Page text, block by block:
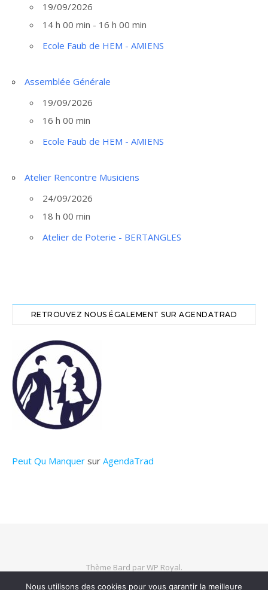
19/09/2026
14 h 00 min - 16 h 00 min
Ecole Faub de HEM - AMIENS
Assemblée Générale
19/09/2026
16 h 00 min
Ecole Faub de HEM - AMIENS
Atelier Rencontre Musiciens
24/09/2026
18 h 00 min
Atelier de Poterie - BERTANGLES
RETROUVEZ NOUS ÉGALEMENT SUR AGENDATRAD
Peut Qu Manquer sur AgendaTrad
Thème Bard parWP Royal.
Nous utilisons des cookies pour vous garantir la meilleure